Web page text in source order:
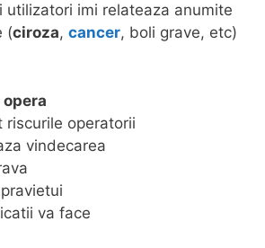
e
l
)
–
f
o
r
u
utilizatori imi relateaza anumite
(ciroza, cancer, boli grave, etc)
riscurile operatorii
vindecarea
va face